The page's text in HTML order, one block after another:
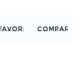
COMPARER